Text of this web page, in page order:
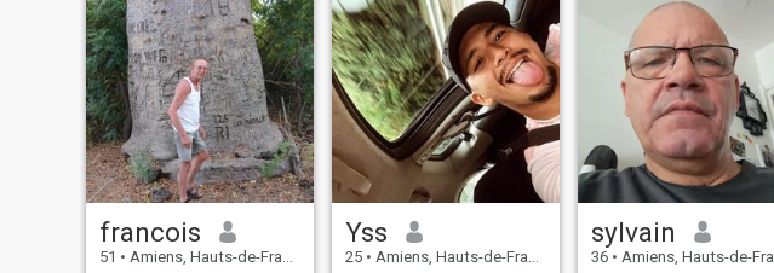
francois
51 • Amiens, Hauts-de-France, Frankrike
Yss
25 • Amiens, Hauts-de-France, Frankrike
sylvain
36 • Amiens, Hauts-de-France, Frankrike